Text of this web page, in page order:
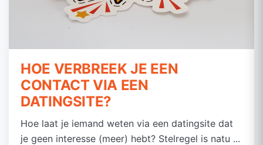
HOE VERBREEK JE EEN
CONTACT VIA EEN
DATINGSITE?
Hoe laat je iemand weten via een datingsite dat
je geen interesse (meer) hebt? Stelregel is natu ...